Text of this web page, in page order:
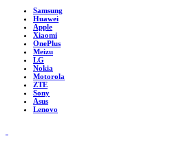
Samsung
Huawei
Apple
Xiaomi
OnePlus
Meizu
LG
Nokia
Motorola
ZTE
Sony
Asus
Lenovo